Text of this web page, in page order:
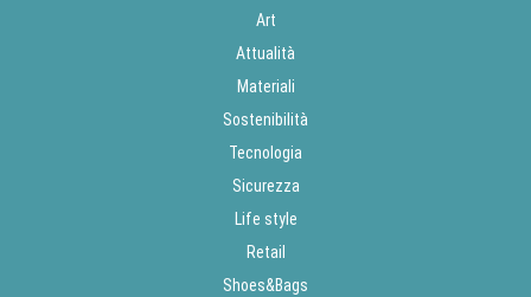
Art
Attualità
Materiali
Sostenibilità
Tecnologia
Sicurezza
Life style
Retail
Shoes&Bags